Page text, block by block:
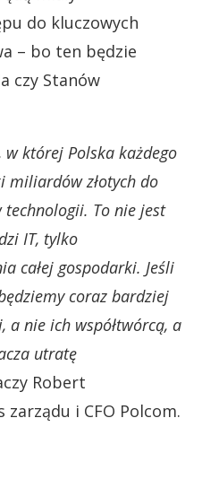
do kluczowych
– bo ten będzie
czy Stanów
której Polska każdego
miliardów złotych do
technologii. To nie jest
IT, tylko
całej gospodarki. Jeśli
coraz bardziej
a nie ich współtwórcą, a
utratę
Robert
i CFO Polcom.